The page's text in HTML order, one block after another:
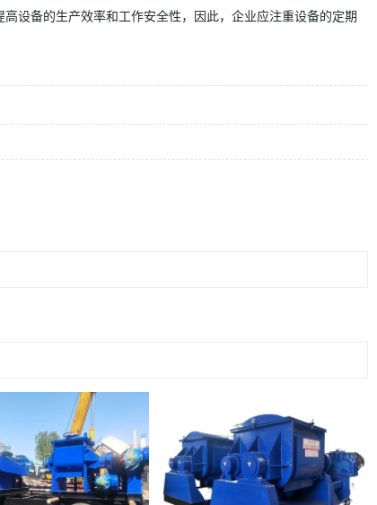
设备的生产效率和工作安全性，因此，企业应注重设备的定期